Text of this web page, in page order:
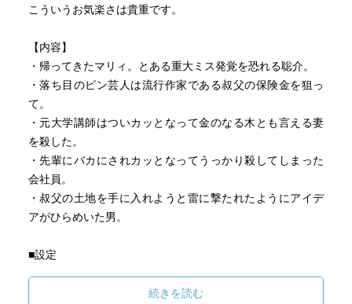
こういうお気楽さは貴重です。
【内容】
・帰ってきたマリィ。とある重大ミス発覚を恐れる聡介。
・落ち目のピン芸人は流行作家である叔父の保険金を狙っ
て。
・元大学講師はついカッとなって金のなる木とも言える妻
を殺した。
・先輩にバカにされカッとなってうっかり殺してしまった
会社員。
・叔父の土地を手に入れようと雷に撃たれたようにアイデ
アがひらめいた男。
■設定
【タイプ】ユーモアミステリ。倒叙系なのでどこでバレて
続きを読む